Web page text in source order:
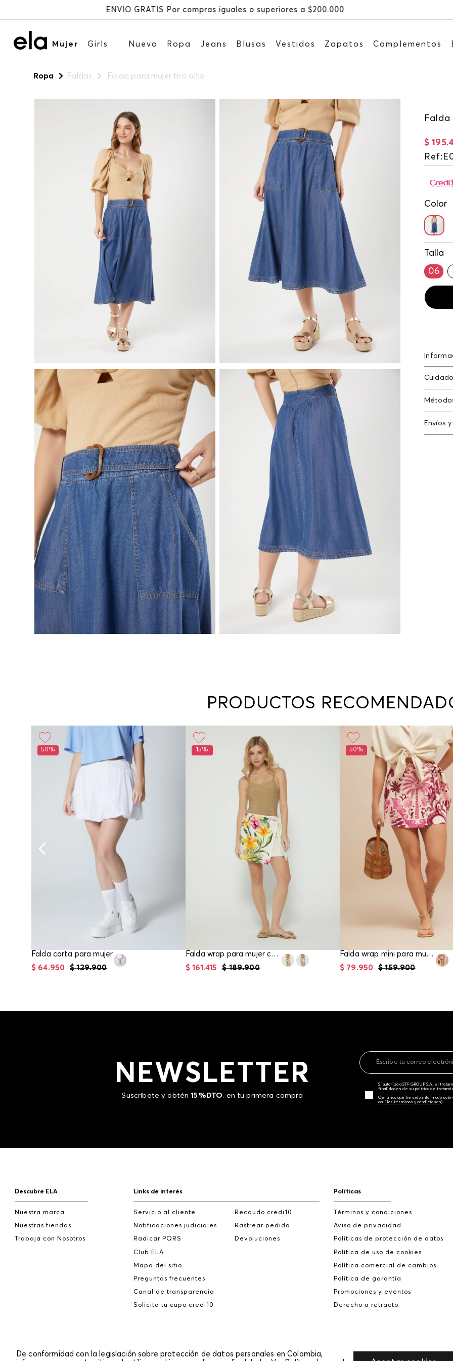
Recibe: 15%OFF suscribiéndote a
Mujer Girls Nuevo Ropa Jeans Blusas Vestidos Zapatos Complementos
Ropa Faldas Falda para mujer tiro alto
$ 195.
Ref:
Color
Talla
06
Falda
No
prenda
Otros:
Envíos
En
PRODUCTOS
50%
Falda corta para mujer
$ 129.900
$ 64.950
15%
Falda wrap para mujer con posicionado
$ 189.900
$ 161 .415
50%
Falda wrap mini para mujer
$ 159.900
$ 79.950
NEWSLETTER
Suscríbete y obtén15%DTO. en tu primera compra
Sí autorizo a STF GROUP S.A. el
finalidades de su política de
Certifico que he sido informado
aquí los términos y condiciones)
Descubre ELA
Nuestra marca
Nuestras tiendas
Trabaja con Nosotros
Links de interés
Servicio al cliente
Notificaciones judiciales
Radicar PQRS
Club ELA
Mapa del sitio
Preguntas frecuentes
Canal de transparencia
Solicita tu cupo credi10
Recaudo credi10
Rastrear pedido
Devoluciones
Políticas
Términos y condiciones
Aviso de privacidad
Políticas de protección de datos
Política de uso de cookies
Política comercial de cambios
Política de garantía
Promociones y eventos
Derecho a retracto
De conformidad con la legislación sobre protección de datos personales en Colombia,